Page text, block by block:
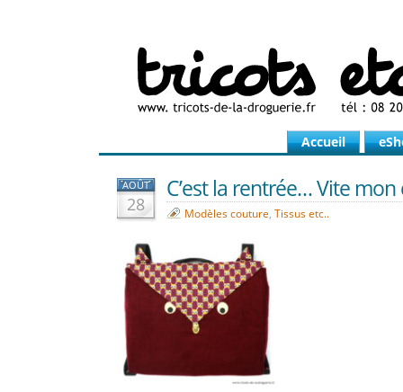
Accueil
AOÛT
28
C’est la rentrée… Vite mon
Modèles couture, Tissus etc..